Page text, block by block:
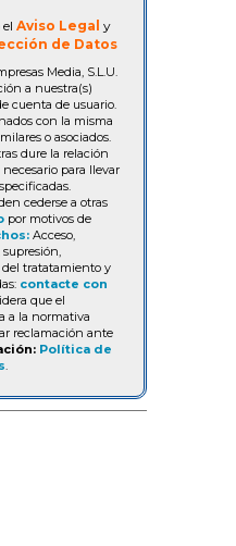
Aviso Legal y
de Datos
Media, S.L.U.
a nuestra(s)
cuenta de usuario.
con la misma
o asociados.
dure la relación
para llevar
cederse a otras
por motivos de
Acceso,
tratatamiento y
contacte con
que el
a la normativa
reclamación ante
Política de
.